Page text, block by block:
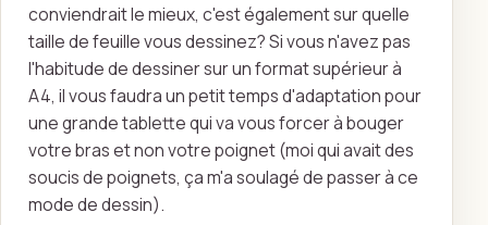
conviendrait le mieux, c'est également sur quelle
taille de feuille vous dessinez? Si vous n'avez pas
l'habitude de dessiner sur un format supérieur à
A4, il vous faudra un petit temps d'adaptation pour
une grande tablette qui va vous forcer à bouger
votre bras et non votre poignet (moi qui avait des
soucis de poignets, ça m'a soulagé de passer à ce
mode de dessin).